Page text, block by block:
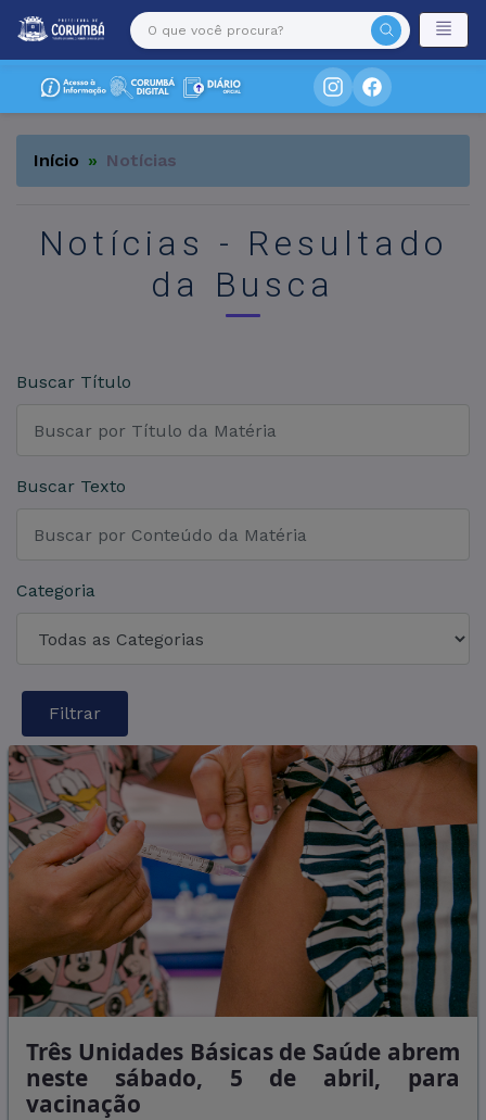
Início Notícias
Notícias - Resultado
da Busca
Buscar Título
Buscar Texto
Categoria
Filtrar
Três Unidades Básicas de Saúde abrem
neste sábado, 5 de abril, para
vacinação